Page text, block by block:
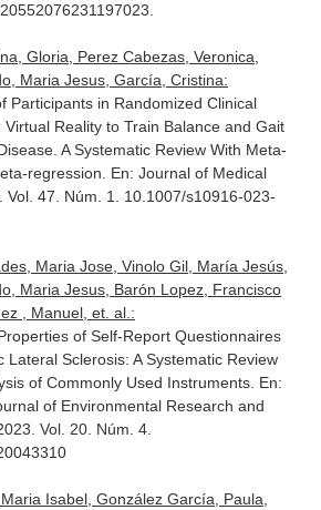
Gloria, Perez Cabezas, Veronica,
Maria Jesus, García, Cristina:
Participants in Randomized Clinical
Virtual Reality to Train Balance and Gait
A Systematic Review With Meta-
regression. En: Journal of Medical
Vol. 47. Núm. 1. 10.1007/s10916-023-
Maria Jose, Vinolo Gil, María Jesús,
Maria Jesus, Barón Lopez, Francisco
, Manuel, et. al.:
of Self-Report Questionnaires
Lateral Sclerosis: A Systematic Review
of Commonly Used Instruments. En:
of Environmental Research and
2023. Vol. 20. Núm. 4.
Isabel, González García, Paula,